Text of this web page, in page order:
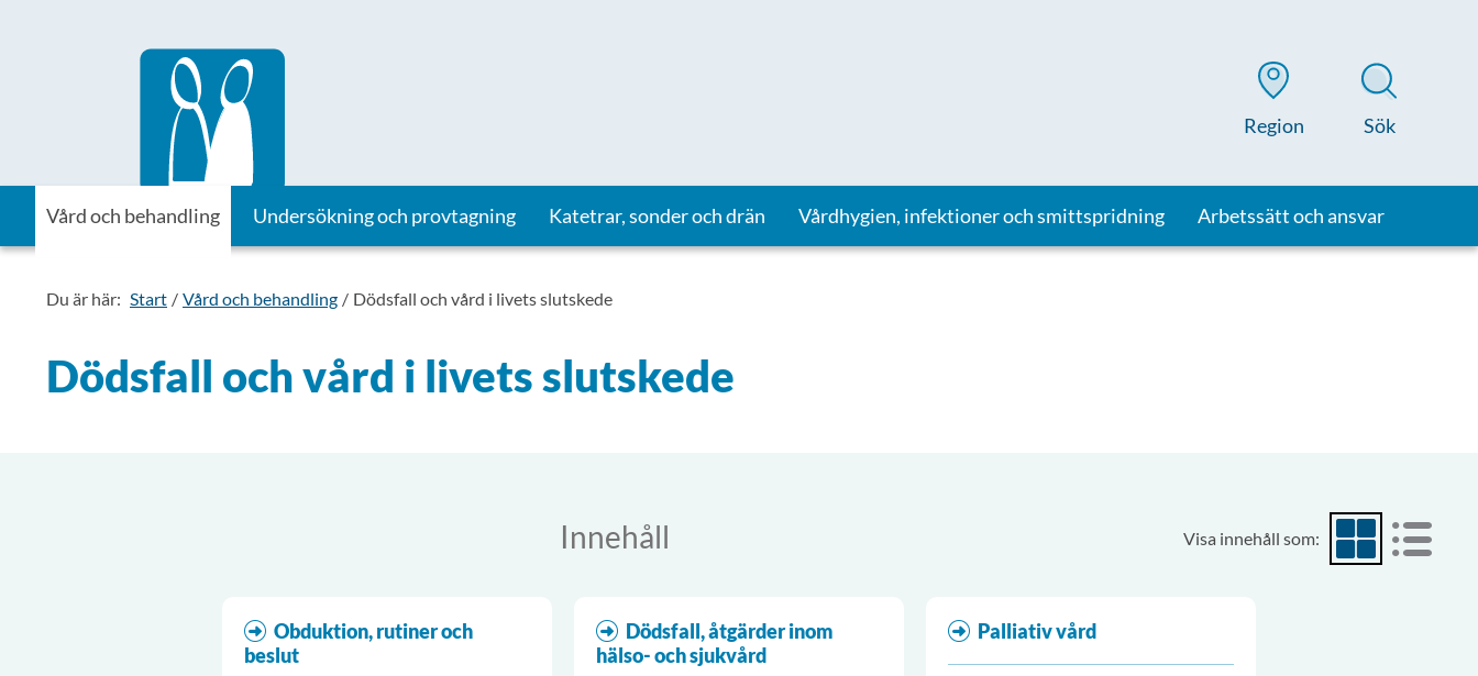
Till startsidan för Vårdhandboken
Region Sök
Vård och behandling Undersökning och provtagning Katetrar, sonder och drän Vårdhygien, infektioner och smittspridning Arbetssätt och ansvar
Du är här: Start Vård och behandling Dödsfall och vård i livets slutskede
Dödsfall och vård i livets slutskede
Innehåll Visa innehåll som: Visa som rutnät
Visa
Obduktion, rutiner och
beslut
Dödsfall, åtgärder inom
hälso- och sjukvård
Palliativ vård